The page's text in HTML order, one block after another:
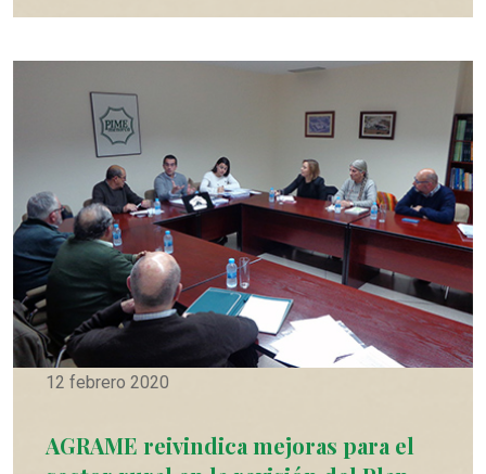
12 febrero 2020
AGRAME reivindica mejoras para el